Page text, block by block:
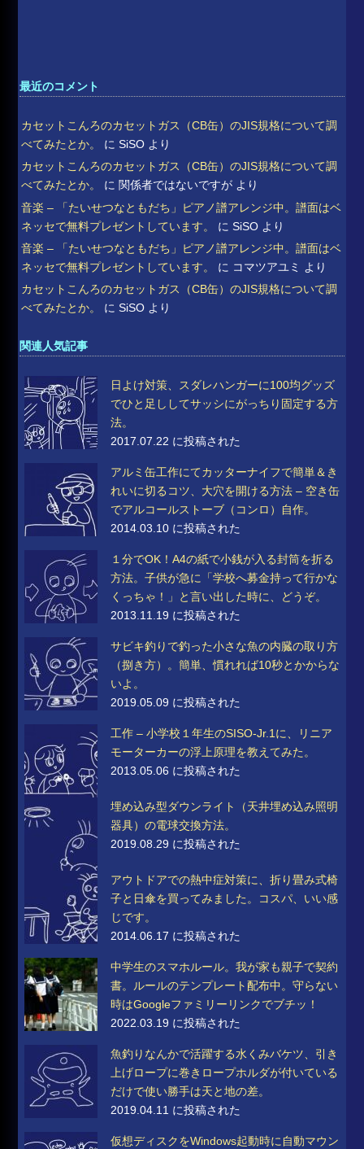
最近のコメント
カセットこんろのカセットガス（CB缶）のJIS規格について調
べてみたとか。
にSiSO より
カセットこんろのカセットガス（CB缶）のJIS規格について調
べてみたとか。
に 関係者ではないですが より
音楽 – 「たいせつなともだち」ピアノ譜アレンジ中。譜面はベ
ネッセで無料プレゼントしています。
にSiSO より
音楽 – 「たいせつなともだち」ピアノ譜アレンジ中。譜面はベ
ネッセで無料プレゼントしています。
に コマツアユミ
より
カセットこんろのカセットガス（CB缶）のJIS規格について調
べてみたとか。
にSiSO より
関連人気記事
日よけ対策、スダレハンガーに100均グッズ
でひと足ししてサッシにがっちり固定する方
法。
2017.07.22 に投稿された
アルミ缶工作にてカッターナイフで簡単＆き
れいに切るコツ、大穴を開ける方法 – 空き缶
でアルコールストーブ（コンロ）自作。
2014.03.10 に投稿された
１分でOK！A4の紙で小銭が入る封筒を折る
方法。子供が急に「学校へ募金持って行かな
くっちゃ！」と言い出した時に、どうぞ。
2013.11.19 に投稿された
サビキ釣りで釣った小さな魚の内臓の取り方
（捌き方）。簡単、慣れれば10秒とかからな
いよ。
2019.05.09 に投稿された
工作 – 小学校１年生のSISO-Jr.1に、リニア
モーターカーの浮上原理を教えてみた。
2013.05.06 に投稿された
埋め込み型ダウンライト（天井埋め込み照明
器具）の電球交換方法。
2019.08.29 に投稿された
アウトドアでの熱中症対策に、折り畳み式椅
子と日傘を買ってみました。コスパ、いい感
じです。
2014.06.17 に投稿された
中学生のスマホルール。我が家も親子で契約
書。ルールのテンプレート配布中。守らない
時はGoogleファミリーリンクでブチッ！
2022.03.19 に投稿された
魚釣りなんかで活躍する水くみバケツ、引き
上げロープに巻きロープホルダが付いている
だけで使い勝手は天と地の差。
2019.04.11 に投稿された
仮想ディスクをWindows起動時に自動マウン